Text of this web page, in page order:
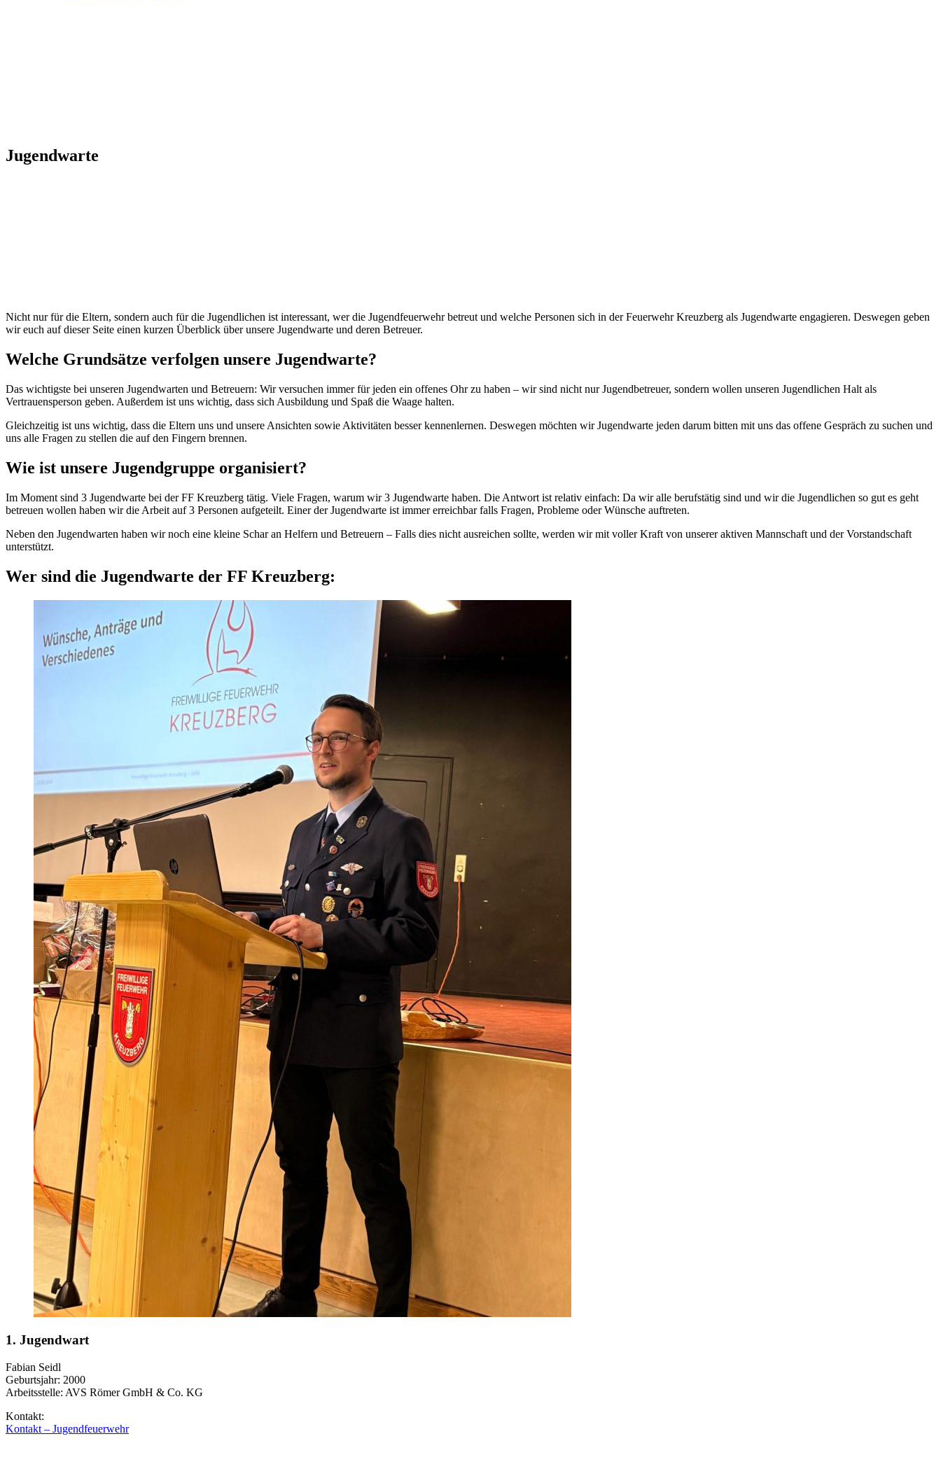
Jugendwarte
Nicht nur für die Eltern, sondern auch für die Jugendlichen ist interessant, wer die Jugendfeuerwehr betreut und welche Personen sich in der Feuerwehr Kreuzberg als Jugendwarte engagieren. Deswegen geben
wir euch auf dieser Seite einen kurzen Überblick über unsere Jugendwarte und deren Betreuer.
Welche Grundsätze verfolgen unsere Jugendwarte?
Das wichtigste bei unseren Jugendwarten und Betreuern: Wir versuchen immer für jeden ein offenes Ohr zu haben – wir sind nicht nur Jugendbetreuer, sondern wollen unseren Jugendlichen Halt als
Vertrauensperson geben. Außerdem ist uns wichtig, dass sich Ausbildung und Spaß die Waage halten.
Gleichzeitig ist uns wichtig, dass die Eltern uns und unsere Ansichten sowie Aktivitäten besser kennenlernen. Deswegen möchten wir Jugendwarte jeden darum bitten mit uns das offene Gespräch zu suchen und
uns alle Fragen zu stellen die auf den Fingern brennen.
Wie ist unsere Jugendgruppe organisiert?
Im Moment sind 3 Jugendwarte bei der FF Kreuzberg tätig. Viele Fragen, warum wir 3 Jugendwarte haben. Die Antwort ist relativ einfach: Da wir alle berufstätig sind und wir die Jugendlichen so gut es geht
betreuen wollen haben wir die Arbeit auf 3 Personen aufgeteilt. Einer der Jugendwarte ist immer erreichbar falls Fragen, Probleme oder Wünsche auftreten.
Neben den Jugendwarten haben wir noch eine kleine Schar an Helfern und Betreuern – Falls dies nicht ausreichen sollte, werden wir mit voller Kraft von unserer aktiven Mannschaft und der Vorstandschaft
unterstützt.
Wer sind die Jugendwarte der FF Kreuzberg:
1. Jugendwart
Fabian Seidl
Geburtsjahr: 2000
Arbeitsstelle: AVS Römer GmbH & Co. KG
Kontakt:
Kontakt – Jugendfeuerwehr